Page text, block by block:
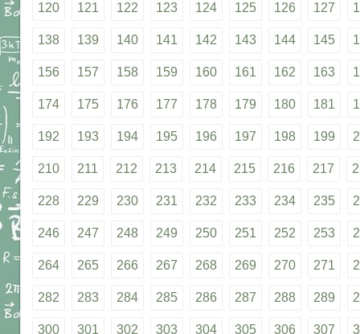
120 121 122 123 124 125 126 127
138 139 140 141 142 143 144 145
156 157 158 159 160 161 162 163
174 175 176 177 178 179 180 181
192 193 194 195 196 197 198 199
210 211 212 213 214 215 216 217
228 229 230 231 232 233 234 235
246 247 248 249 250 251 252 253
264 265 266 267 268 269 270 271
282 283 284 285 286 287 288 289
300 301 302 303 304 305 306 307